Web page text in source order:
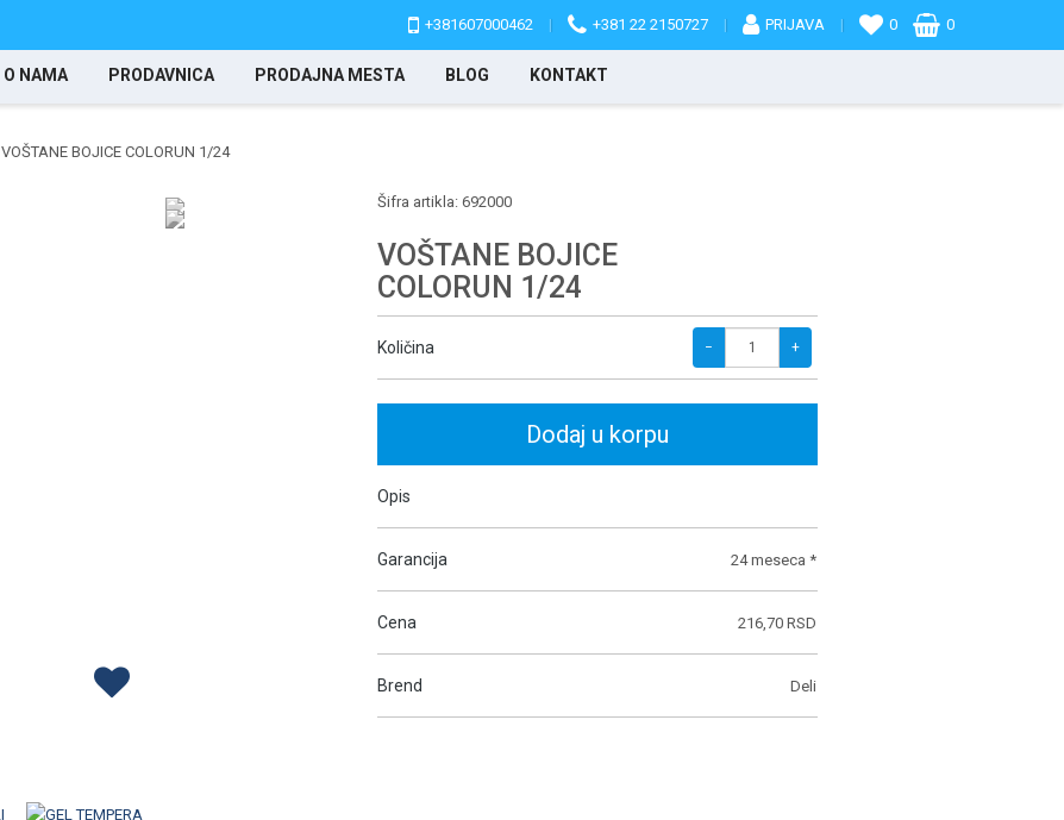
+381607000462 | +381 22 2150727 | PRIJAVA | 0 0
O NAMA PRODAVNICA PRODAJNA MESTA BLOG KONTAKT
VOŠTANE BOJICE COLORUN 1/24
Šifra artikla: 692000
VOŠTANE BOJICE
COLORUN 1/24
Količina − +
Dodaj u korpu
Opis
Garancija 24 meseca *
Cena 216,70 RSD
Brend Deli